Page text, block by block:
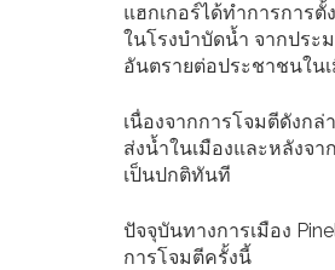
แฮกเกอร์ได้ทำการการ
ในโรงบำบัดน้ำ จากประ
อันตรายต่อประชาชนใน
เนื่องจากการโจมตีดังก
ส่งน้ำในเมืองและหลังจ
เป็นปกติทันที
ปัจจุบันทางการเมือง
การโจมตีครั้งนี้